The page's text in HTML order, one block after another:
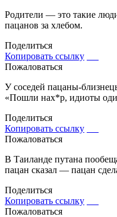
Родители — это такие
пацанов за хлебом.
Поделиться
Копировать ссылку
Пожаловаться
У соседей пацаны-
«Пошли нах*р, идиоты
Поделиться
Копировать ссылку
Пожаловаться
В Таиланде путана
пацан сказал — пацан
Поделиться
Копировать ссылку
Пожаловаться